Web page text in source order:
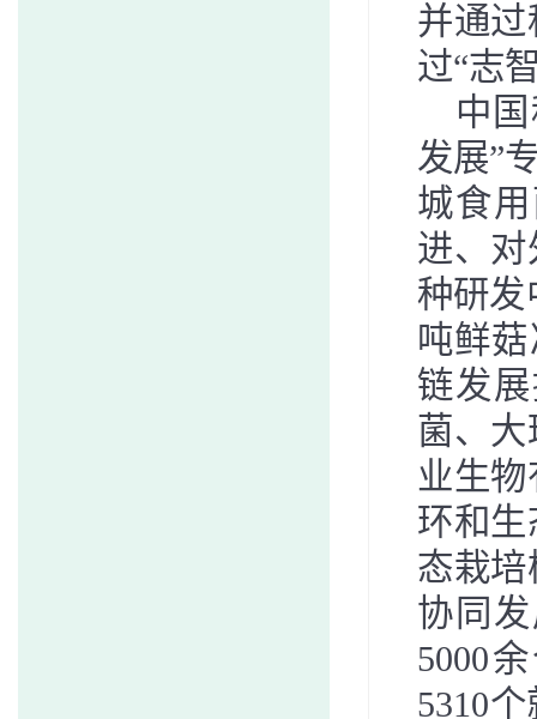
并通
过“志
中
发展”
城食
进、
种研发
吨鲜
链发
菌、
业生
环和生
态栽
协同
5000
5310个